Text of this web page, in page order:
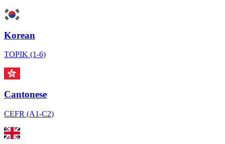
Korean
TOPIK (1-6)
Cantonese
CEFR (A1-C2)